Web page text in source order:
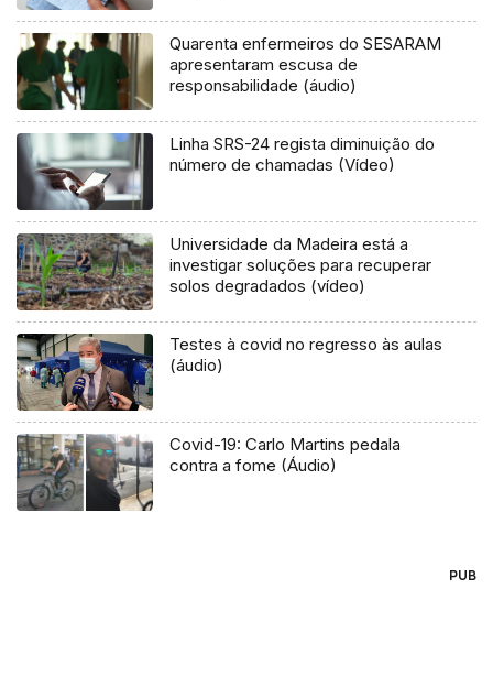
Quarenta enfermeiros do SESARAM
apresentaram escusa de
responsabilidade (áudio)
Linha SRS-24 regista diminuição do
número de chamadas (Vídeo)
Universidade da Madeira está a
investigar soluções para recuperar
solos degradados (vídeo)
Testes à covid no regresso às aulas
(áudio)
Covid-19: Carlo Martins pedala
contra a fome (Áudio)
PUB